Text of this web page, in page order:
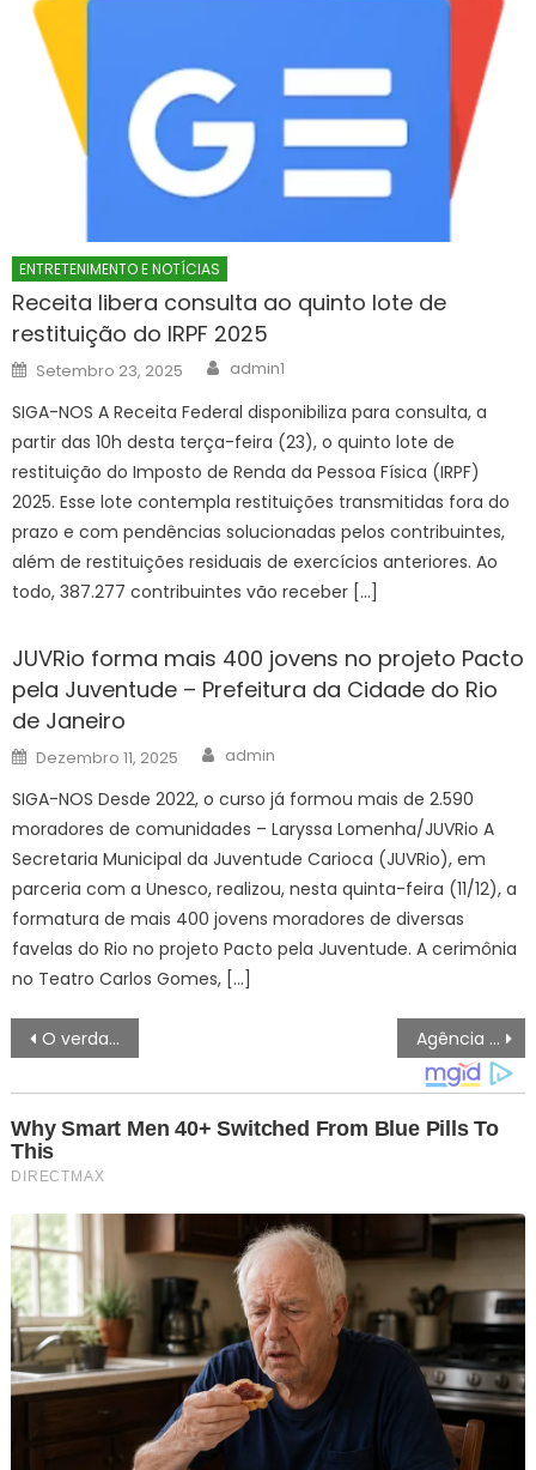
ENTRETENIMENTO E NOTÍCIAS
Receita libera consulta ao quinto lote de
restituição do IRPF 2025
Posted
on
Setembro 23, 2025 Author
admin1
SIGA-NOS A Receita Federal disponibiliza para consulta, a
partir das 10h desta terça-feira (23), o quinto lote de
restituição do Imposto de Renda da Pessoa Física (IRPF)
2025. Esse lote contempla restituições transmitidas fora do
prazo e com pendências solucionadas pelos contribuintes,
além de restituições residuais de exercícios anteriores. Ao
todo, 387.277 contribuintes vão receber […]
JUVRio forma mais 400 jovens no projeto Pacto
pela Juventude – Prefeitura da Cidade do Rio
de Janeiro
Posted
on
Dezembro 11, 2025 Author
admin
SIGA-NOS Desde 2022, o curso já formou mais de 2.590
moradores de comunidades – Laryssa Lomenha/JUVRio A
Secretaria Municipal da Juventude Carioca (JUVRio), em
parceria com a Unesco, realizou, nesta quinta-feira (11/12), a
formatura de mais 400 jovens moradores de diversas
favelas do Rio no projeto Pacto pela Juventude. A cerimônia
no Teatro Carlos Gomes, […]
Navegação
de
artigos
O verdadeiro motivo que fez o guia abandonar Juliana Marins durante trilha na Indonésia Agência Minas Gerais | Governo de Minas inaugura 4ª Unidade de Prevenção à Criminalidade de Contagem